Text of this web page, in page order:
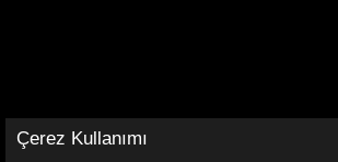
Çerez Kullanımı